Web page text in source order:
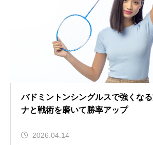
バドミントンシングルスで強くな
ナと戦術を磨いて勝率アップ
2026.04.14